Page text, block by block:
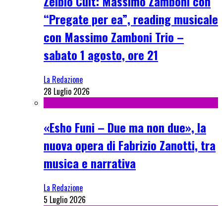
“Pregate per ea”, reading musicale
con Massimo Zamboni Trio –
sabato 1 agosto, ore 21
La Redazione
28 Luglio 2026
«Esho Funi – Due ma non due», la
nuova opera di Fabrizio Zanotti, tra
musica e narrativa
La Redazione
5 Luglio 2026